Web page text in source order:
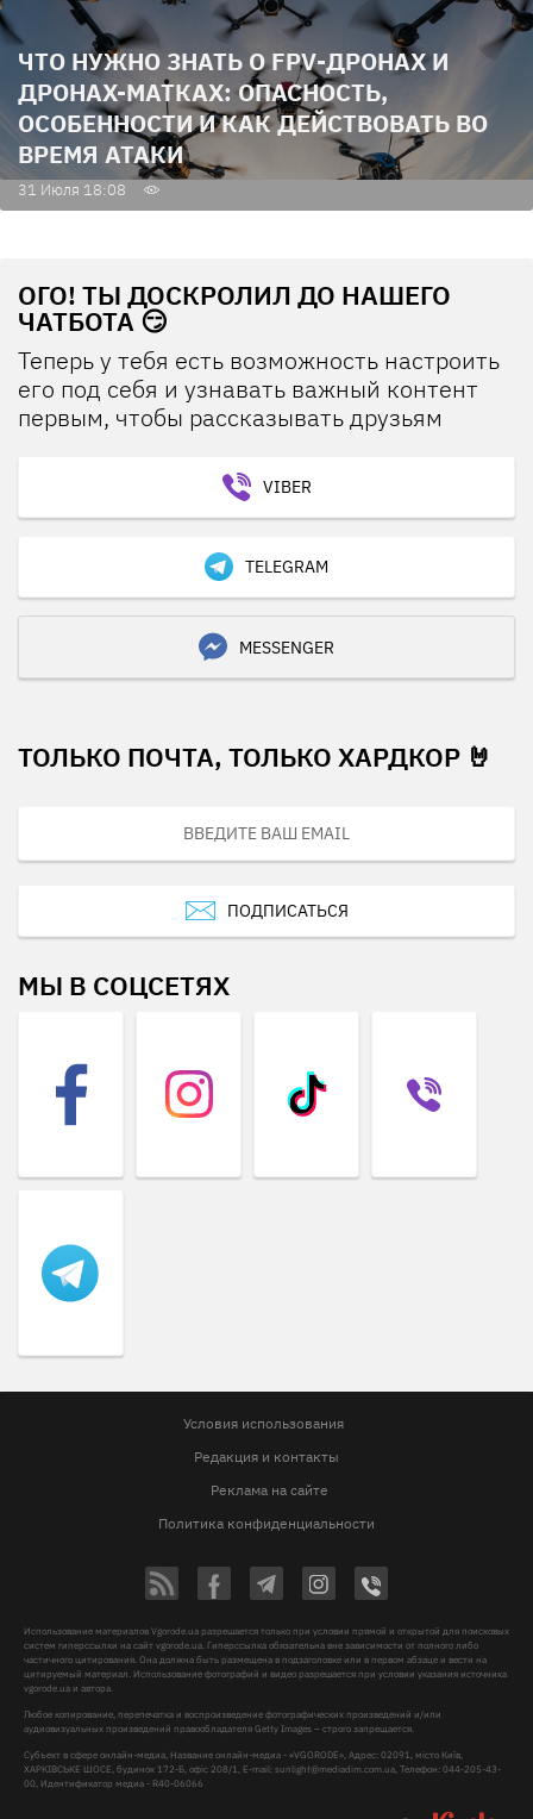
ЧТО НУЖНО ЗНАТЬ О FPV-ДРОНАХ И
ДРОНАХ-МАТКАХ: ОПАСНОСТЬ,
ОСОБЕННОСТИ И КАК ДЕЙСТВОВАТЬ ВО
ВРЕМЯ АТАКИ
31 Июля 18:08
ОГО! ТЫ ДОСКРОЛИЛ ДО НАШЕГО
ЧАТБОТА 😏
Теперь у тебя есть возможность настроить
его под себя и узнавать важный контент
первым, чтобы рассказывать друзьям
VIBER
TELEGRAM
MESSENGER
ТОЛЬКО ПОЧТА, ТОЛЬКО ХАРДКОР 🤘
ПОДПИСАТЬСЯ
МЫ В СОЦСЕТЯХ
Условия использования
Редакция и контакты
Реклама на сайте
Политика конфиденциальности
Использование материалов Vgorode.ua разрешается только при условии прямой и открытой для поисковых
систем гиперссылки на сайт vgorode.ua. Гиперссылка обязательна вне зависимости от полного либо
частичного цитирования. Она должна быть размещена в подзаголовке или в первом абзаце и вести на
цитируемый материал. Использование фотографий и видео разрешается при условии указания источника
vgorode.ua и автора.
Любое копирование, перепечатка и воспроизведение фотографических произведений и/или
аудиовизуальных произведений правообладателя Getty Images – строго запрещается.
Субъект в сфере онлайн-медиа, Название онлайн-медиа - «VGORODE», Адрес: 02091, місто Київ,
ХАРКІВСЬКЕ ШОСЕ, будинок 172-Б, офіс 208/1, E-mail:sunlight@mediadim.com.ua , Телефон: 044-205-43-
00, Идентификатор медиа - R40-06066